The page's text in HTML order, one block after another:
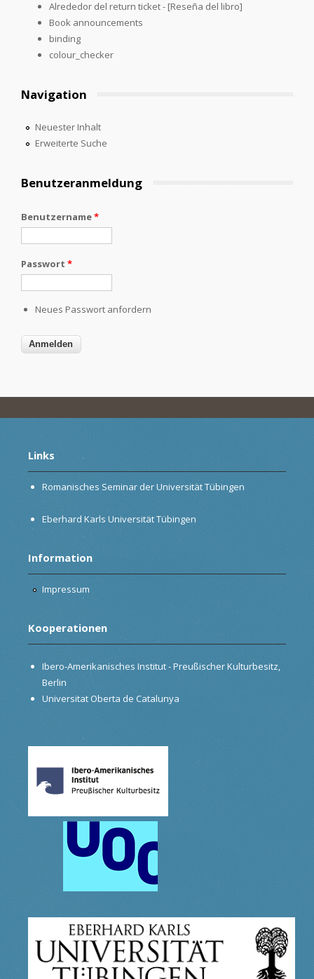
Alrededor del return ticket - [Reseña del libro]
Book announcements
binding
colour_checker
Navigation
Neuester Inhalt
Erweiterte Suche
Benutzeranmeldung
Benutzername*
Passwort *
Neues Passwort anfordern
Links
Romanisches Seminar der Universität Tübingen
Eberhard Karls Universität Tübingen
Information
Impressum
Kooperationen
Ibero-Amerikanisches Institut - Preußischer Kulturbesitz,
Berlin
Universitat Oberta de Catalunya